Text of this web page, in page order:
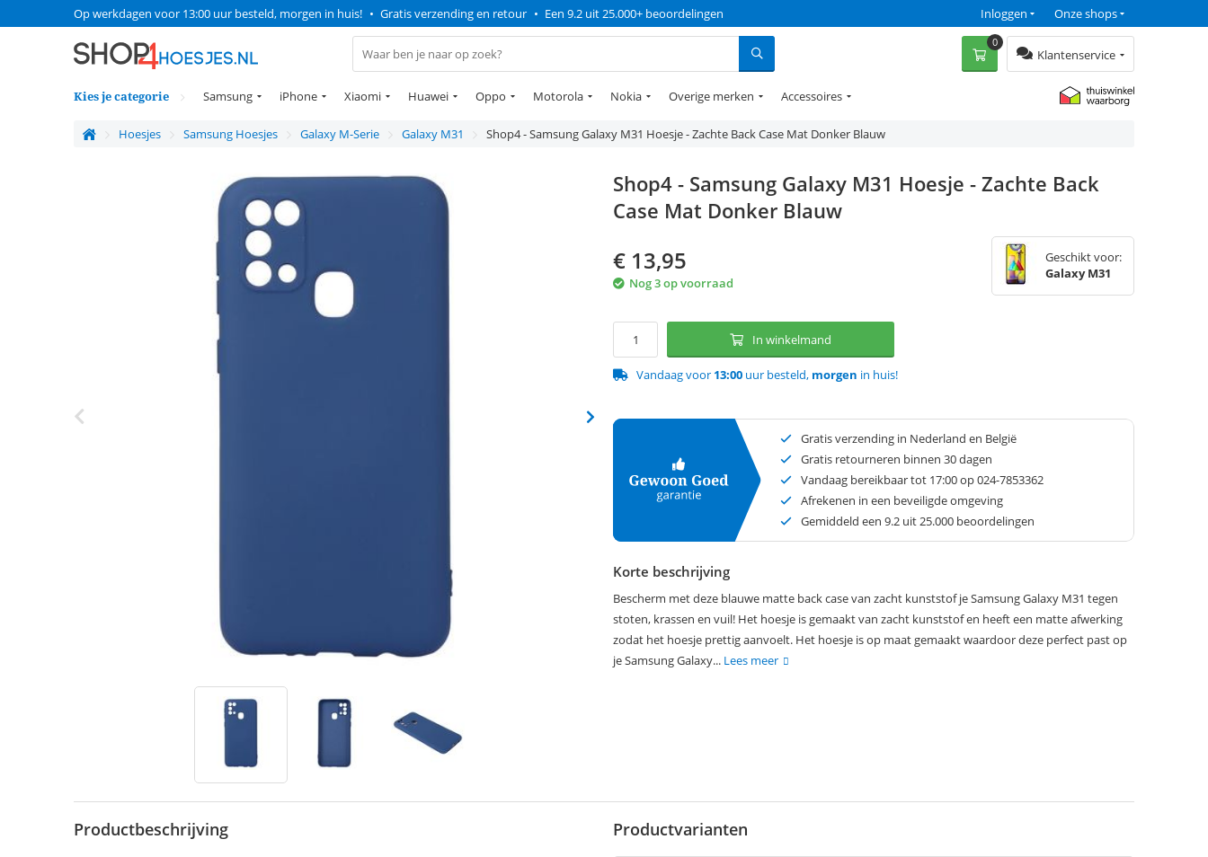
Op werkdagen voor 13:00 uur besteld, morgen in huis! • Gratis verzending en retour • Een 9.2 uit 25.000+ beoordelingen Onze shops
Inloggen
Klantenservice
0
Kies je categorie Samsung iPhone Xiaomi Huawei Oppo Motorola Nokia Overige merken Accessoires
Hoesjes Samsung Hoesjes Galaxy M-Serie Galaxy M31 Shop4 - Samsung Galaxy M31 Hoesje - Zachte Back Case Mat Donker Blauw
Shop4 - Samsung Galaxy M31 Hoesje - Zachte Back
Case Mat Donker Blauw
€ 13,95
Nog 3 op voorraad
Geschikt voor:
Galaxy M31
In winkelmand
Vandaag voor 13:00 uur besteld, morgen in huis!
Gratis verzending in Nederland en België
Gratis retourneren binnen 30 dagen
Vandaag bereikbaar tot 17:00 op 024-7853362
Afrekenen in een beveiligde omgeving
Gemiddeld een 9.2 uit 25.000 beoordelingen
Korte beschrijving
Bescherm met deze blauwe matte back case van zacht kunststof je Samsung Galaxy M31 tegen
stoten, krassen en vuil! Het hoesje is gemaakt van zacht kunststof en heeft een matte afwerking
zodat het hoesje prettig aanvoelt. Het hoesje is op maat gemaakt waardoor deze perfect past op
je Samsung Galaxy... Lees meer
Productbeschrijving Productvarianten